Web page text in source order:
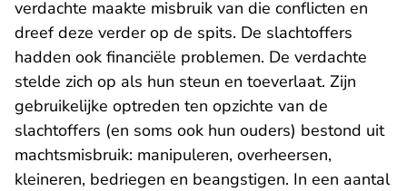
verdachte maakte misbruik van die conflicten en
dreef deze verder op de spits. De slachtoffers
hadden ook financiële problemen. De verdachte
stelde zich op als hun steun en toeverlaat. Zijn
gebruikelijke optreden ten opzichte van de
slachtoffers (en soms ook hun ouders) bestond uit
machtsmisbruik: manipuleren, overheersen,
kleineren, bedriegen en beangstigen. In een aantal